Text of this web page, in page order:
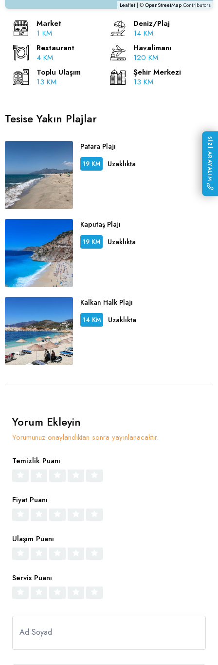
Leaflet | ©OpenStreetMapContributors
Market
1 KM
Deniz/Plaj
14 KM
Restaurant
4 KM
Havalimanı
120 KM
Toplu Ulaşım
13 KM
Şehir Merkezi
13 KM
Tesise Yakın Plajlar
Patara Plajı
19 KM Uzaklıkta
Kaputaş Plajı
19 KM Uzaklıkta
Kalkan Halk Plajı
14 KM Uzaklıkta
Yorum Ekleyin
Yorumunuz onaylandıktan sonra yayınlanacaktır.
Temizlik Puanı
Fiyat Puanı
Ulaşım Puanı
Servis Puanı
Ad Soyad
SİZİ ARAYALIM